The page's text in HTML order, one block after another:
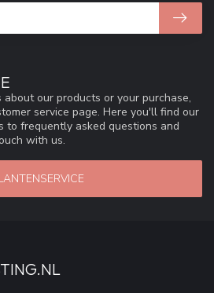
our products or your purchase,
service page. Here you'll find our
to frequently asked questions and
with us.